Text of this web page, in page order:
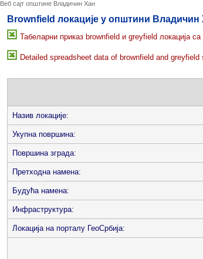
Веб сајт општине Владичин Хан
Brownfield локације у општини Владичин
Табеларни приказ brownfield и greyfield локација
Detailed spreadsheet data of brownfield and
Назив локације:
Укупна површина:
Површина зграда:
Претходна намена:
Будућа намена:
Инфраструктура:
Локација на порталу ГеоСрбија: